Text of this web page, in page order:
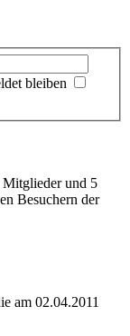
bleiben
Mitglieder und 5
Besuchern der
am 02.04.2011